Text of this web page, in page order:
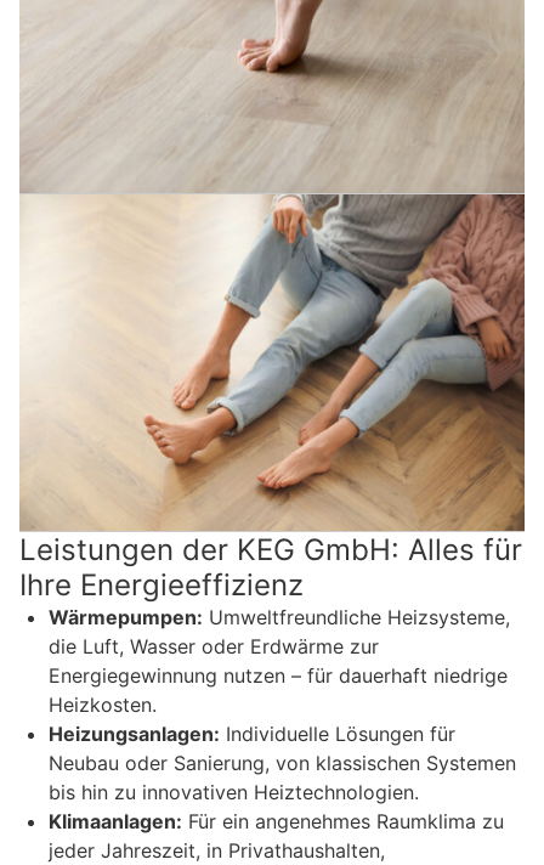
Leistungen der KEG GmbH: Alles für
Ihre Energieeffizienz
Wärmepumpen: Umweltfreundliche Heizsysteme,
die Luft, Wasser oder Erdwärme zur
Energiegewinnung nutzen – für dauerhaft niedrige
Heizkosten.
Heizungsanlagen: Individuelle Lösungen für
Neubau oder Sanierung, von klassischen Systemen
bis hin zu innovativen Heiztechnologien.
Klimaanlagen: Für ein angenehmes Raumklima zu
jeder Jahreszeit, in Privathaushalten,